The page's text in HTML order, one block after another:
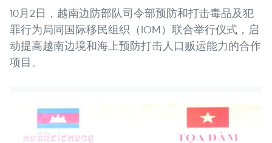
10月2日，越南边防部队司令部预防和打击毒品及犯
罪行为局同国际移民组织（IOM）联合举行仪式，启
动提高越南边境和海上预防打击人口贩运能力的合作
项目。